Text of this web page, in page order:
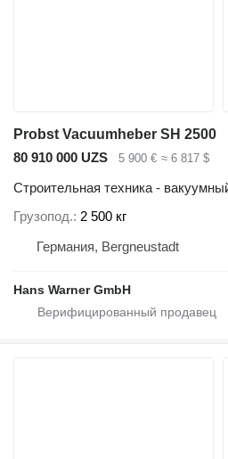
Probst Vacuumheber SH 2500
80 910 000 UZS
5 900 € ≈ 6 817 $
Строительная техника -
Грузопод. 2 500 кг
Германия, Bergneustadt
Hans Warner GmbH